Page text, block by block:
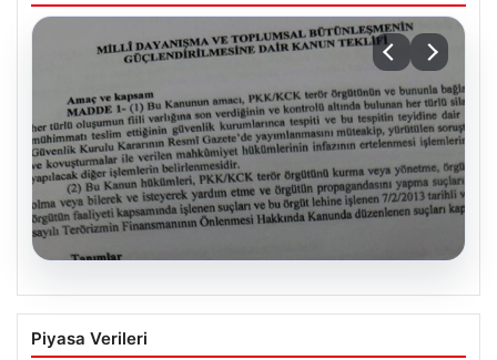
Terörle Mücadele İçin İlk Adım:
Çerçeve Yasa Onaylandı
Piyasa Verileri